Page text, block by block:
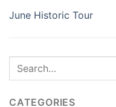
June Historic Tour
CATEGORIES